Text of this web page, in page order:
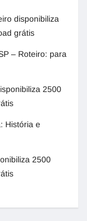
disponibiliza
grátis
– Roteiro: para
2500
História e
2500